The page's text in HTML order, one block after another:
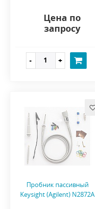
Цена по
запросу
Пробник пассивный
Keysight (Agilent) N2872A